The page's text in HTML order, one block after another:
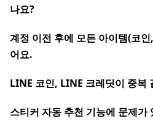
나요?
계정 이전 후에 모든 아이템(코
어요.
LINE 코인, LINE 크레딧이 중복
스티커 자동 추천 기능에 문제가